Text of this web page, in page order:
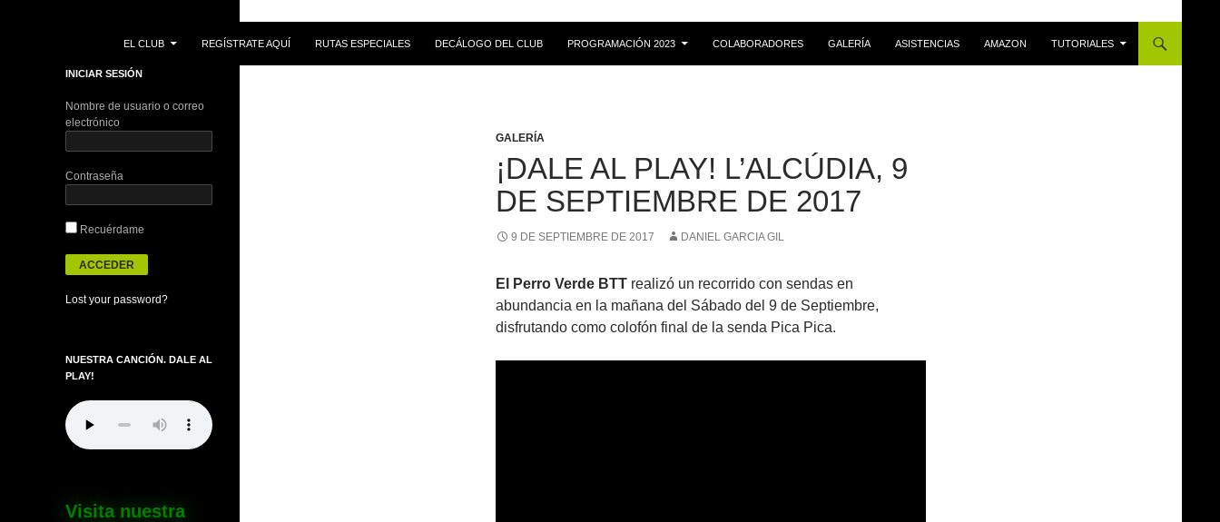
EL CLUB
REGÍSTRATE AQUÍ RUTAS ESPECIALES DECÁLOGO DEL CLUB PROGRAMACIÓN 2023 COLABORADORES GALERÍA ASISTENCIAS AMAZON TUTORIALES
GALERÍA
¡DALE AL PLAY! L’ALCÚDIA, 9
DE SEPTIEMBRE DE 2017
9 DE SEPTIEMBRE DE 2017 DANIEL GARCIA GIL
El Perro Verde BTT realizó un recorrido con sendas en
abundancia en la mañana del Sábado del 9 de Septiembre,
disfrutando como colofón final de la senda Pica Pica.
INICIAR SESIÓN
Nombre de usuario o correo
electrónico
Contraseña
Recuérdame
Lost your password?
NUESTRA CANCIÓN. DALE AL
PLAY!
Visita nuestra